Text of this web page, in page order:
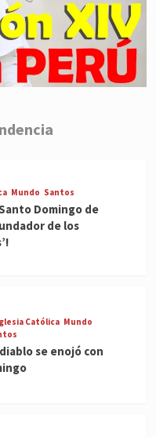
Mundo Santos
Domingo de
de los
Católica Mundo
se enojó con